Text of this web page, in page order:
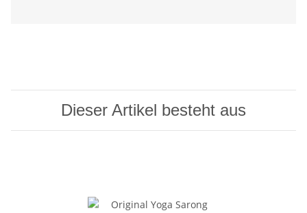
Dieser Artikel besteht aus